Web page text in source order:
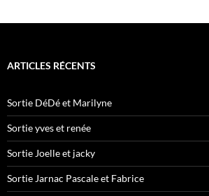
ARTICLES RÉCENTS
Sortie DéDé et Marilyne
Sortie yves et renée
Sortie Joelle et jacky
Sortie Jarnac Pascale et Fabrice